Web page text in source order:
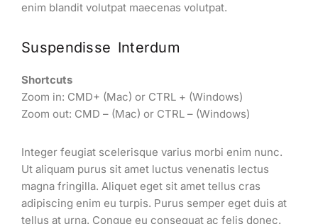
enim blandit volutpat maecenas volutpat.
Suspendisse Interdum
Shortcuts
Zoom in: CMD+ (Mac) or CTRL + (Windows)
Zoom out: CMD – (Mac) or CTRL – (Windows)
Integer feugiat scelerisque varius morbi enim nunc.
Ut aliquam purus sit amet luctus venenatis lectus
magna fringilla. Aliquet eget sit amet tellus cras
adipiscing enim eu turpis. Purus semper eget duis at
tellus at urna. Congue eu consequat ac felis donec.